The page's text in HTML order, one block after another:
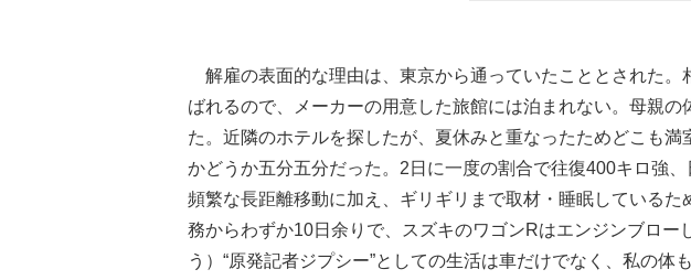
解雇の表面的な理由は、東京から通っていたこととされた。
ばれるので、メーカーの用意した旅館には泊まれない。母親
た。近隣のホテルを探したが、夏休みと重なったためどこも
かどうか五分五分だった。2日に一度の割合で往復400キロ強
頻繁な長距離移動に加え、ギリギリまで取材・睡眠している
務からわずか10日余りで、スズキのワゴンRはエンジンブロー
う）“原発記者ジプシー”としての生活は車だけでなく、私の体